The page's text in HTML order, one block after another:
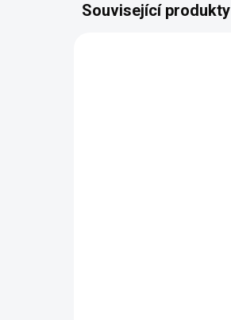
Související produkty